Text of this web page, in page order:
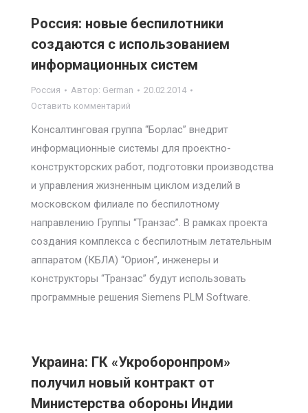
Россия: новые беспилотники
создаются с использованием
информационных систем
Россия Автор: German
20.02.2014
Оставить комментарий
Консалтинговая группа “Борлас” внедрит
информационные системы для проектно-
конструкторских работ, подготовки производства
и управления жизненным циклом изделий в
московском филиале по беспилотному
направлению Группы “Транзас”. В рамках проекта
создания комплекса с беспилотным летательным
аппаратом (КБЛА) “Орион”, инженеры и
конструкторы “Транзас” будут использовать
программные решения Siemens PLM Software.
Украина: ГК «Укроборонпром»
получил новый контракт от
Министерства обороны Индии